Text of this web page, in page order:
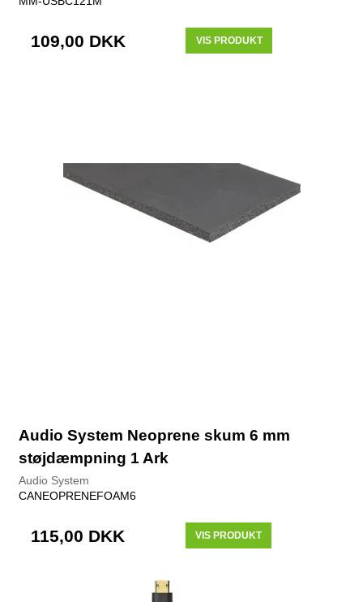
109,00 DKK VIS PRODUKT
Audio System Neoprene skum 6 mm
støjdæmpning 1 Ark
Audio System
CANEOPRENEFOAM6
115,00 DKK VIS PRODUKT